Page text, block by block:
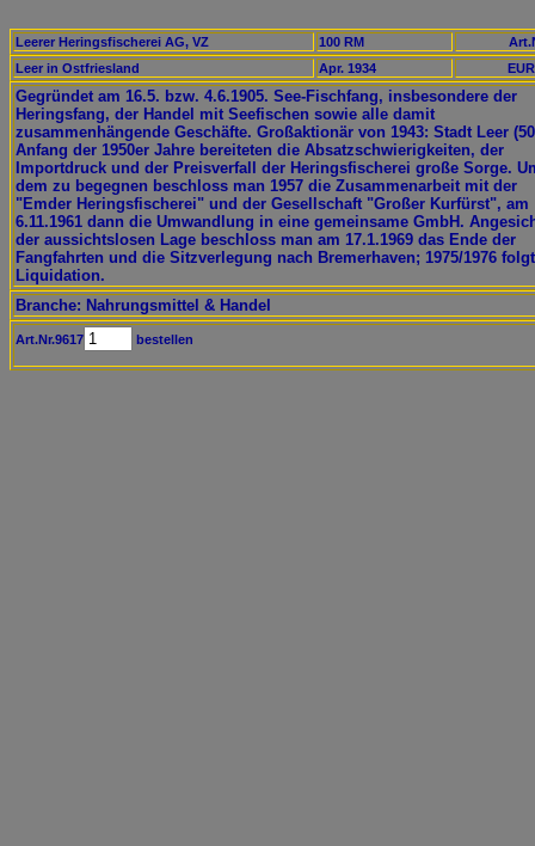
Leerer Heringsfischerei AG, VZ 100 RM
Leer in Ostfriesland
Apr. 1934
Gegründet am 16.5. bzw. 4.6.1905. See-Fischfang, insbesondere der
Heringsfang, der Handel mit Seefischen sowie alle damit
zusammenhängende Geschäfte. Großaktionär von 1943: Stadt Leer
Anfang der 1950er Jahre bereiteten die Absatzschwierigkeiten, der
Importdruck und der Preisverfall der Heringsfischerei große Sorge.
dem zu begegnen beschloss man 1957 die Zusammenarbeit mit der
"Emder Heringsfischerei" und der Gesellschaft "Großer Kurfürst", am
6.11.1961 dann die Umwandlung in eine gemeinsame GmbH.
der aussichtslosen Lage beschloss man am 17.1.1969 das Ende der
Fangfahrten und die Sitzverlegung nach Bremerhaven; 1975/1976
Liquidation.
Branche: Nahrungsmittel & Handel
Art.Nr.9617 bestellen